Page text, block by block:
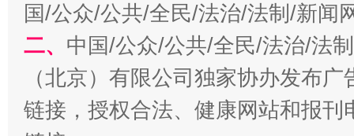
国/公众/公共/全民/法治/法制/新闻
二、 中国/公众/公共/全民/法治/法
（北京）有限公司独家协办发布
链接，授权合法、健康网站和报